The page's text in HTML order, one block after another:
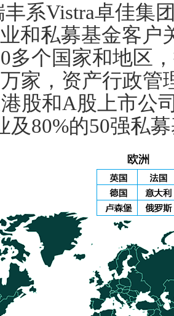
系Vistra卓佳集
和私募基金客户
多个国家和地区
家，资产行政管
股和A股上市公
及80%的50强私